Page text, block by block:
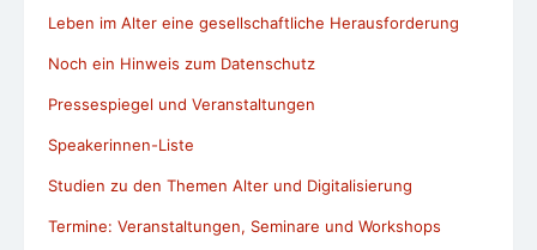
Leben im Alter eine gesellschaftliche Herausforderung
Noch ein Hinweis zum Datenschutz
Pressespiegel und Veranstaltungen
Speakerinnen-Liste
Studien zu den Themen Alter und Digitalisierung
Termine: Veranstaltungen, Seminare und Workshops